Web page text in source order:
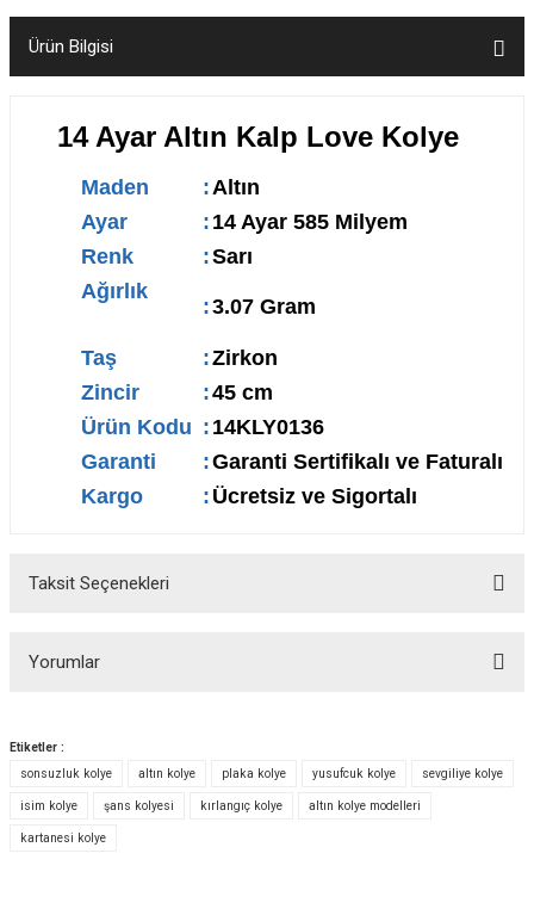
Ürün Bilgisi
14 Ayar Altın Kalp Love Kolye
Maden :Altın
Ayar
: 14 Ayar 585 Milyem
Renk
:Sarı
Ağırlık
:3.07 Gram
Taş :Zirkon
Zincir
:45 cm
Ürün Kodu : 14KLY0136
Garanti
:Garanti Sertifikalı ve Faturalı
Kargo
: Ücretsiz ve Sigortalı
Taksit Seçenekleri
Yorumlar
Bu ürüne ilk yorumu siz yapın!
Etiketler :
sonsuzluk kolye
altın kolye plaka kolye yusufcuk kolye sevgiliye kolye
isim kolye şans kolyesi kırlangıç kolye altın kolye modelleri
kartanesi kolye